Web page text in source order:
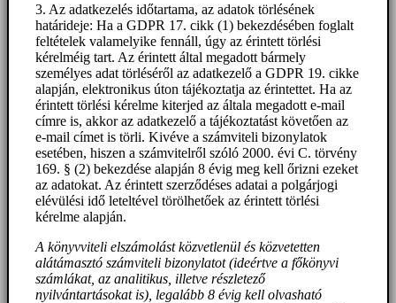
3. Az adatkezelés időtartama, az adatok törlésének
határideje: Ha a GDPR 17. cikk (1) bekezdésében foglalt
feltételek valamelyike fennáll, úgy az érintett törlési
kérelméig tart. Az érintett által megadott bármely
személyes adat törléséről az adatkezelő a GDPR 19. cikke
alapján, elektronikus úton tájékoztatja az érintettet. Ha az
érintett törlési kérelme kiterjed az általa megadott e-mail
címre is, akkor az adatkezelő a tájékoztatást követően az
e-mail címet is törli. Kivéve a számviteli bizonylatok
esetében, hiszen a számvitelről szóló 2000. évi C. törvény
169. § (2) bekezdése alapján 8 évig meg kell őrizni ezeket
az adatokat. Az érintett szerződéses adatai a polgárjogi
elévülési idő leteltével törölhetőek az érintett törlési
kérelme alapján.
A könyvviteli elszámolást közvetlenül és közvetetten
alátámasztó számviteli bizonylatot (ideértve a főkönyvi
számlákat, az analitikus, illetve részletező
nyilvántartásokat is), legalább 8 évig kell olvasható